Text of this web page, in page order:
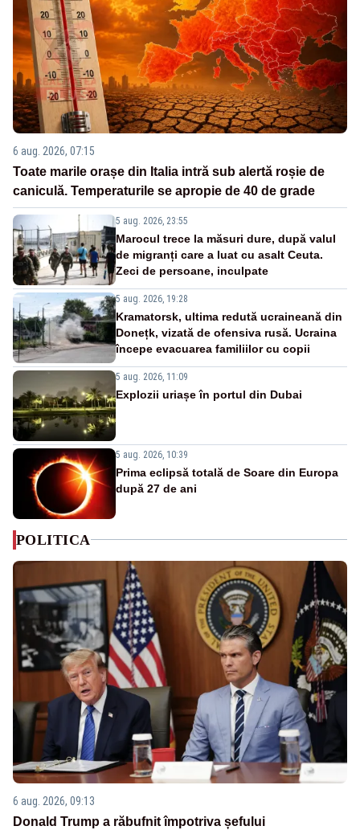
6 aug. 2026, 07:15
Toate marile orașe din Italia intră sub alertă roșie de
caniculă. Temperaturile se apropie de 40 de grade
5 aug. 2026, 23:55
Marocul trece la măsuri dure, după valul
de migranți care a luat cu asalt Ceuta.
Zeci de persoane, inculpate
5 aug. 2026, 19:28
Kramatorsk, ultima redută ucraineană din
Donețk, vizată de ofensiva rusă. Ucraina
începe evacuarea familiilor cu copii
5 aug. 2026, 11:09
Explozii uriașe în portul din Dubai
5 aug. 2026, 10:39
Prima eclipsă totală de Soare din Europa
după 27 de ani
POLITICA
6 aug. 2026, 09:13
Donald Trump a răbufnit împotriva șefului